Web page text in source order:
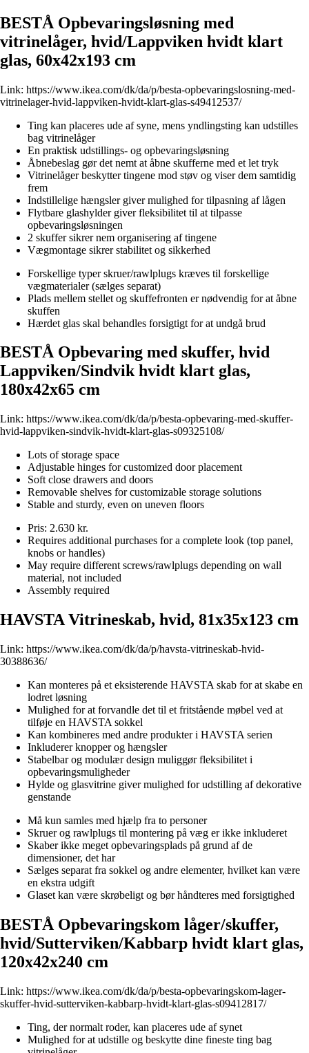
BESTÅ Opbevaringsløsning med
vitrinelåger, hvid/Lappviken hvidt klart
glas, 60x42x193 cm
Link: https://www.ikea.com/dk/da/p/besta-opbevaringslosning-med-
vitrinelager-hvid-lappviken-hvidt-klart-glas-s49412537/
Ting kan placeres ude af syne, mens yndlingsting kan udstilles
bag vitrinelåger
En praktisk udstillings- og opbevaringsløsning
Åbnebeslag gør det nemt at åbne skufferne med et let tryk
Vitrinelåger beskytter tingene mod støv og viser dem samtidig
frem
Indstillelige hængsler giver mulighed for tilpasning af lågen
Flytbare glashylder giver fleksibilitet til at tilpasse
opbevaringsløsningen
2 skuffer sikrer nem organisering af tingene
Vægmontage sikrer stabilitet og sikkerhed
Forskellige typer skruer/rawlplugs kræves til forskellige
vægmaterialer (sælges separat)
Plads mellem stellet og skuffefronten er nødvendig for at åbne
skuffen
Hærdet glas skal behandles forsigtigt for at undgå brud
BESTÅ Opbevaring med skuffer, hvid
Lappviken/Sindvik hvidt klart glas,
180x42x65 cm
Link: https://www.ikea.com/dk/da/p/besta-opbevaring-med-skuffer-
hvid-lappviken-sindvik-hvidt-klart-glas-s09325108/
Lots of storage space
Adjustable hinges for customized door placement
Soft close drawers and doors
Removable shelves for customizable storage solutions
Stable and sturdy, even on uneven floors
Pris: 2.630 kr.
Requires additional purchases for a complete look (top panel,
knobs or handles)
May require different screws/rawlplugs depending on wall
material, not included
Assembly required
HAVSTA Vitrineskab, hvid, 81x35x123 cm
Link: https://www.ikea.com/dk/da/p/havsta-vitrineskab-hvid-
30388636/
Kan monteres på et eksisterende HAVSTA skab for at skabe en
lodret løsning
Mulighed for at forvandle det til et fritstående møbel ved at
tilføje en HAVSTA sokkel
Kan kombineres med andre produkter i HAVSTA serien
Inkluderer knopper og hængsler
Stabelbar og modulær design muliggør fleksibilitet i
opbevaringsmuligheder
Hylde og glasvitrine giver mulighed for udstilling af dekorative
genstande
Må kun samles med hjælp fra to personer
Skruer og rawlplugs til montering på væg er ikke inkluderet
Skaber ikke meget opbevaringsplads på grund af de
dimensioner, det har
Sælges separat fra sokkel og andre elementer, hvilket kan være
en ekstra udgift
Glaset kan være skrøbeligt og bør håndteres med forsigtighed
BESTÅ Opbevaringskom låger/skuffer,
hvid/Sutterviken/Kabbarp hvidt klart glas,
120x42x240 cm
Link: https://www.ikea.com/dk/da/p/besta-opbevaringskom-lager-
skuffer-hvid-sutterviken-kabbarp-hvidt-klart-glas-s09412817/
Ting, der normalt roder, kan placeres ude af synet
Mulighed for at udstille og beskytte dine fineste ting bag